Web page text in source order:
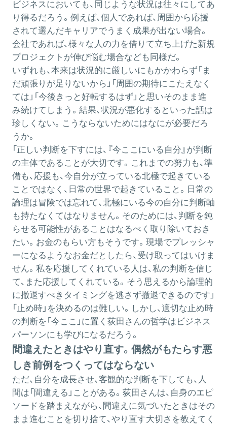
ビジネスにおいても、同じような状況は往々にしてあ
り得るだろう。例えば、個人であれば、周囲から応援
されて選んだキャリアでうまく成果が出ない場合。
会社であれば、様々な人の力を借りて立ち上げた新規
プロジェクトが伸び悩む場合なども同様だ。
いずれも、本来は状況的に厳しいにもかかわらず「ま
だ頑張りが足りないから」「周囲の期待にこたえなく
ては」「今後きっと好転するはず」と思いそのまま進
み続けてしまう。結果、状況が悪化するといった話は
珍しくない。こうならないためにはなにが必要だろ
うか。
「正しい判断を下すには、『今ここにいる自分』が判断
の主体であることが大切です。これまでの努力も、準
備も、応援も、今自分が立っている北極で起きている
ことではなく、日常の世界で起きていること。日常の
論理は冒険では忘れて、北極にいる今の自分に判断軸
も持たなくてはなりません。そのためには、判断を鈍
らせる可能性があることはなるべく取り除いておき
たい。お金のもらい方もそうです。現場でプレッシャ
ーになるようなお金だとしたら、受け取ってはいけま
せん。私を応援してくれている人は、私の判断を信じ
て、また応援してくれている。そう思えるから論理的
に撤退すべきタイミングを逃さず撤退できるのです」
「止め時」を決めるのは難しい。しかし、適切な止め時
の判断を「今ここ」に置く荻田さんの哲学はビジネス
パーソンにも学びになるだろう。
間違えたときはやり直す。偶然がもたらす悪
しき前例をつくってはならない
ただ、自分を成長させ、客観的な判断を下しても、人
間は「間違える」ことがある。荻田さんは、自身のエピ
ソードを踏まえながら、間違えに気づいたときはその
まま進むことを切り捨て、やり直す大切さを教えてく